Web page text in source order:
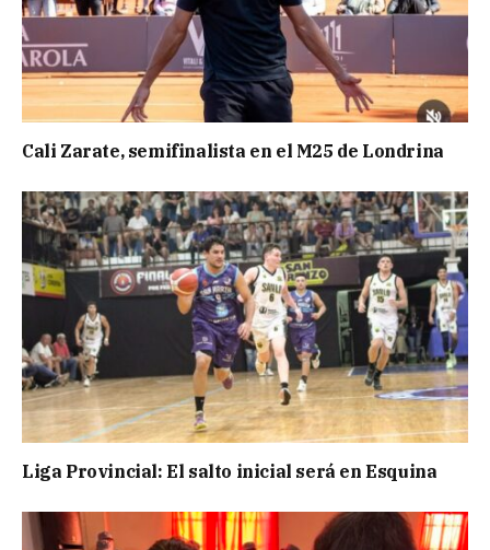
Cali Zarate, semifinalista en el M25 de Londrina
Liga Provincial: El salto inicial será en Esquina